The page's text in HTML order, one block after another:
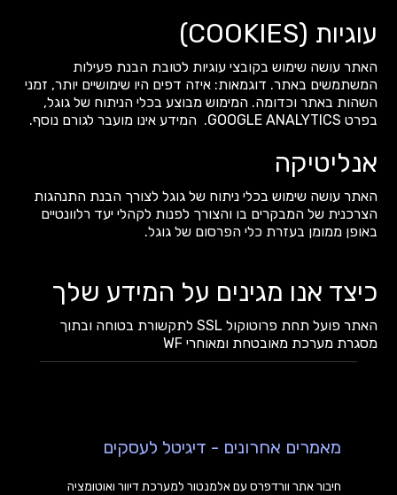
עוגיות (COOKIES)
האתר עושה שימוש בקובצי עוגיות לטובת הבנת פעילות
המשתמשים באתר. דוגמאות: איזה דפים היו שימושיים יותר, זמני
השהות באתר וכדומה. המימוש מבוצע בכלי הניתוח של גוגל,
בפרט GOOGLE ANALYTICS. המידע אינו מועבר לגורם נוסף.
אנליטיקה
האתר עושה שימוש בכלי ניתוח של גוגל לצורך הבנת התנהגות
הצרכנית של המבקרים בו והצורך לפנות לקהלי יעד רלוונטיים
באופן ממומן בעזרת כלי הפרסום של גוגל.
כיצד אנו מגינים על המידע שלך
האתר פועל תחת פרוטוקול SSL לתקשורת בטוחה ובתוך
מסגרת מערכת מאובטחת ומאוחרי WF
מאמרים אחרונים - דיגיטל לעסקים
חיבור אתר וורדפרס עם אלמנטור למערכת דיוור ואוטומציה